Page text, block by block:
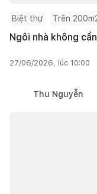
Biệt thự Trên
Ngôi nhà không
27/06/2026, lúc 10:00
Thu Nguyễn